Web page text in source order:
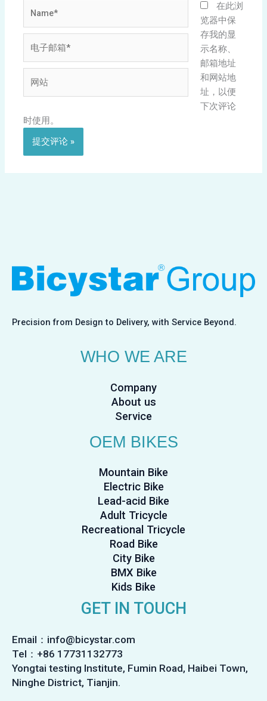
邮
箱
*
站
在此浏
览器中保
存我的显
示名称、
邮箱地址
和网站地
址，以便
下次评论
时使用。
Precision from Design to Delivery, with Service Beyond.
WHO WE ARE
Company
About us
Service
OEM BIKES
Mountain Bike
Electric Bike
Lead-acid Bike
Adult Tricycle
Recreational Tricycle
Road Bike
City Bike
BMX Bike
Kids Bike
GET IN TOUCH
Email：info@bicystar.com
Tel：+86 17731132773
Yongtai testing Institute, Fumin Road, Haibei Town,
Ninghe District, Tianjin.